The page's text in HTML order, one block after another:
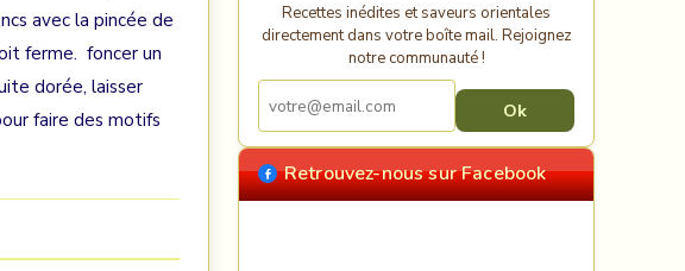
avec la pincée de
ferme. foncer un
dorée, laisser
faire des motifs
Recettes inédites et saveurs orientales
directement dans votre boîte mail. Rejoignez
notre communauté !
Retrouvez-nous sur Facebook